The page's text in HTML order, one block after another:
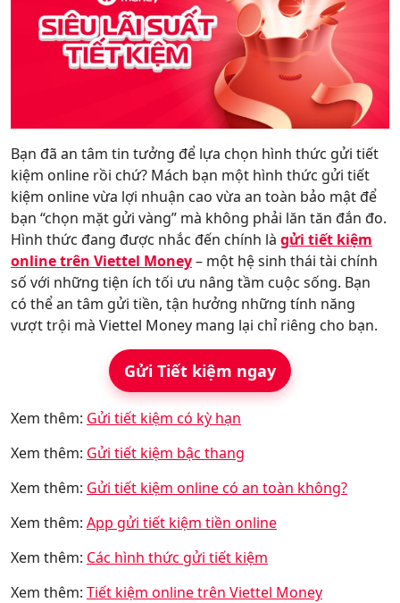
Bạn đã an tâm tin tưởng để lựa chọn hình thức gửi tiết
kiệm online rồi chứ? Mách bạn một hình thức gửi tiết
kiệm online vừa lợi nhuận cao vừa an toàn bảo mật để
bạn “chọn mặt gửi vàng” mà không phải lăn tăn đắn đo.
Hình thức đang được nhắc đến chính là gửi tiết kiệm
online trên Viettel Money– một hệ sinh thái tài chính
số với những tiện ích tối ưu nâng tầm cuộc sống. Bạn
có thể an tâm gửi tiền, tận hưởng những tính năng
vượt trội mà Viettel Money mang lại chỉ riêng cho bạn.
Gửi Tiết kiệm ngay
Xem thêm: Gửi tiết kiệm có kỳ hạn
Xem thêm: Gửi tiết kiệm bậc thang
Xem thêm: Gửi tiết kiệm online có an toàn không?
Xem thêm: App gửi tiết kiệm tiền online
Xem thêm: Các hình thức gửi tiết kiệm
Xem thêm: Tiết kiệm online trên Viettel Money